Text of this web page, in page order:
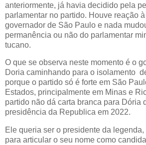
anteriormente, já havia decidido pela
parlamentar no partido. Houve reação
governador de São Paulo e nada
permanência ou não do parlamentar
tucano.
O que se observa neste momento é o
Doria caminhando para o isolamento
porque o partido só é forte em São
Estados, principalmente em Minas e
partido não dá carta branca para Dória
presidência da Republica em 2022.
Ele queria ser o presidente da legenda,
para articular o seu nome como